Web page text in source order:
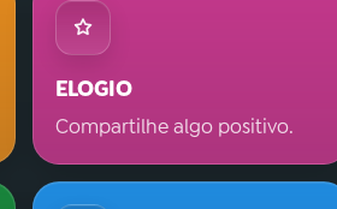
ELOGIO
Compartilhe algo positivo.